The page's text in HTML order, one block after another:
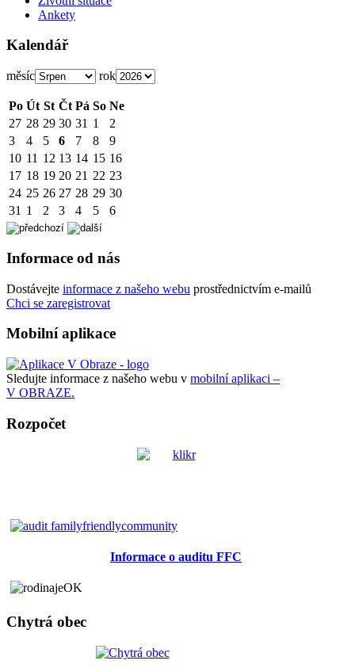
Ankety
Kalendář
měsíc rok
Po Út St Čt Pá So Ne
27 28 29 30 31 1
2
3
4 5 6 7 8
9
10 11 12 13 14 15 16
17 18 19 20 21 22 23
24 25 26 27 28 29 30
31 1 2 3 4 5 6
Informace od nás
Dostávejte informace z našeho webu prostřednictvím e-mailů
Chci se zaregistrovat
Mobilní aplikace
Sledujte informace z našeho webu v mobilní aplikaci –
V OBRAZE.
Rozpočet
Informace o auditu FFC
Chytrá obec